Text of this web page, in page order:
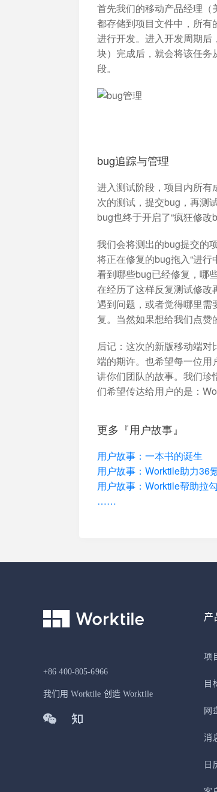
首先我们的移动产品经理
都存储到项目文件中，所有
进行开发。进入开发周期后
块）完成后，就会将该任务
段。
bug追踪与管理
进入测试阶段，项目内所有
次的测试，提交bug，再测
bug也终于开启了“疯狂修改
我们会将测出的bug提交的
将正在修复的bug拖入“进行
看到哪些bug已经修复，哪
在经历了这样反复测试修
遇到问题，或者觉得哪里
复。当然如果想给我们点赞
后记 ：这次的新版移动端
端的期许。也希望每一位
讲你们团队的故事。我们
们希望传达给用户的是：
更多『用户故事』
用户故事：一本书的诞生
用户故事：Worktile助力36
用户故事：Worktile帮助拉
……
+86 400-805-6966
我们用 Worktile 创造 Worktile
产
项
目
网
消
日